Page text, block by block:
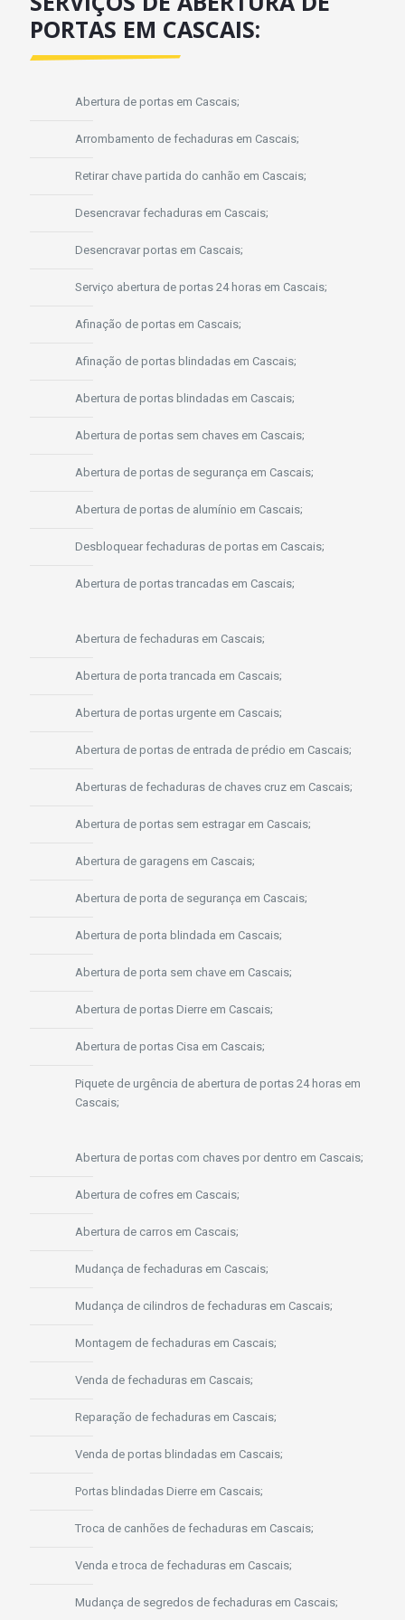
PORTAS EM CASCAIS:
Abertura de portas em Cascais;
Arrombamento de fechaduras em Cascais;
Retirar chave partida do canhão em Cascais;
Desencravar fechaduras em Cascais;
Desencravar portas em Cascais;
Serviço abertura de portas 24 horas em Cascais;
Afinação de portas em Cascais;
Afinação de portas blindadas em Cascais;
Abertura de portas blindadas em Cascais;
Abertura de portas sem chaves em Cascais;
Abertura de portas de segurança em Cascais;
Abertura de portas de alumínio em Cascais;
Desbloquear fechaduras de portas em Cascais;
Abertura de portas trancadas em Cascais;
Abertura de fechaduras em Cascais;
Abertura de porta trancada em Cascais;
Abertura de portas urgente em Cascais;
Abertura de portas de entrada de prédio em Cascais;
Aberturas de fechaduras de chaves cruz em Cascais;
Abertura de portas sem estragar em Cascais;
Abertura de garagens em Cascais;
Abertura de porta de segurança em Cascais;
Abertura de porta blindada em Cascais;
Abertura de porta sem chave em Cascais;
Abertura de portas Dierre em Cascais;
Abertura de portas Cisa em Cascais;
Piquete de urgência de abertura de portas 24 horas em
Cascais;
Abertura de portas com chaves por dentro em Cascais;
Abertura de cofres em Cascais;
Abertura de carros em Cascais;
Mudança de fechaduras em Cascais;
Mudança de cilindros de fechaduras em Cascais;
Montagem de fechaduras em Cascais;
Venda de fechaduras em Cascais;
Reparação de fechaduras em Cascais;
Venda de portas blindadas em Cascais;
Portas blindadas Dierre em Cascais;
Troca de canhões de fechaduras em Cascais;
Venda e troca de fechaduras em Cascais;
Mudança de segredos de fechaduras em Cascais;